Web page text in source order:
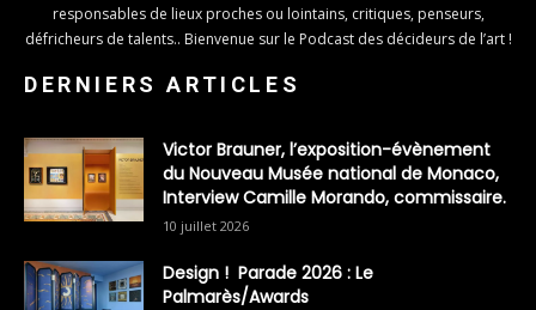
responsables de lieux proches ou lointains, critiques, penseurs,
défricheurs de talents.. Bienvenue sur le Podcast des décideurs de l’art !
DERNIERS ARTICLES
Victor Brauner, l’exposition-évènement
du Nouveau Musée national de Monaco,
Interview Camille Morando, commissaire.
10 juillet 2026
Design ! Parade 2026 : Le
Palmarès/Awards